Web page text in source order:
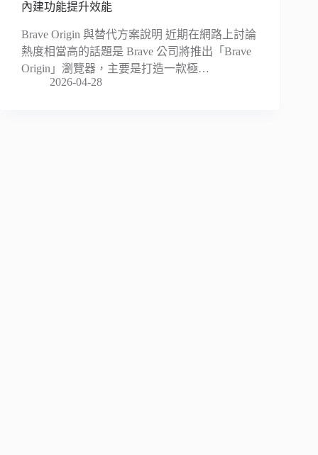
內建功能提升效能
Brave Origin 與替代方案說明 近期在網路上討論
熱度相當高的話題是 Brave 公司將推出「Brave
Origin」瀏覽器，主要是打造一款極…
2026-04-28